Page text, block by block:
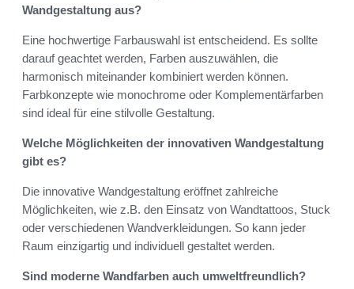
Wandgestaltung aus?
Eine hochwertige Farbauswahl ist entscheidend. Es sollte
darauf geachtet werden, Farben auszuwählen, die
harmonisch miteinander kombiniert werden können.
Farbkonzepte wie monochrome oder Komplementärfarben
sind ideal für eine stilvolle Gestaltung.
Welche Möglichkeiten der innovativen Wandgestaltung
gibt es?
Die innovative Wandgestaltung eröffnet zahlreiche
Möglichkeiten, wie z.B. den Einsatz von Wandtattoos, Stuck
oder verschiedenen Wandverkleidungen. So kann jeder
Raum einzigartig und individuell gestaltet werden.
Sind moderne Wandfarben auch umweltfreundlich?